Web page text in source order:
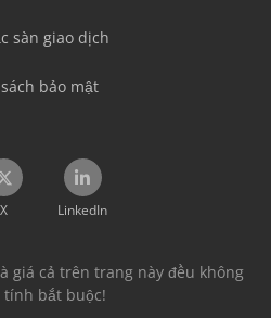
sàn giao dịch
bảo mật
X LinkedIn
giá cả trên trang này đều không
tính bắt buộc!